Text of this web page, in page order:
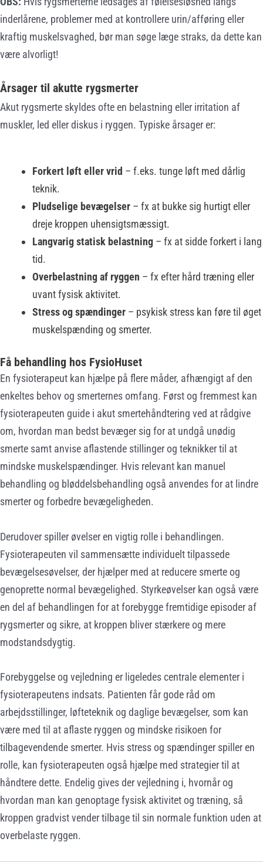
inderlårene, problemer med at kontrollere urin/afføring eller
kraftig muskelsvaghed, bør man søge læge straks, da dette kan
være alvorligt!
Årsager til akutte rygsmerter
Akut rygsmerte skyldes ofte en belastning eller irritation af
muskler, led eller diskus i ryggen. Typiske årsager er:
Forkert løft eller vrid – f.eks. tunge løft med dårlig
teknik.
Pludselige bevægelser– fx at bukke sig hurtigt eller
dreje kroppen uhensigtsmæssigt.
Langvarig statisk belastning– fx at sidde forkert i lang
tid.
Overbelastning af ryggen – fx efter hård træning eller
uvant fysisk aktivitet.
Stress og spændinger– psykisk stress kan føre til øget
muskelspænding og smerter.
Få behandling hos FysioHuset
En fysioterapeut kan hjælpe på flere måder, afhængigt af den
enkeltes behov og smerternes omfang. Først og fremmest kan
fysioterapeuten guide i akut smertehåndtering ved at rådgive
om, hvordan man bedst bevæger sig for at undgå unødig
smerte samt anvise aflastende stillinger og teknikker til at
mindske muskelspændinger. Hvis relevant kan manuel
behandling og bløddelsbehandling også anvendes for at lindre
smerter og forbedre bevægeligheden.
Derudover spiller øvelser en vigtig rolle i behandlingen.
Fysioterapeuten vil sammensætte individuelt tilpassede
bevægelsesøvelser, der hjælper med at reducere smerte og
genoprette normal bevægelighed. Styrkeøvelser kan også være
en del af behandlingen for at forebygge fremtidige episoder af
rygsmerter og sikre, at kroppen bliver stærkere og mere
modstandsdygtig.
Forebyggelse og vejledning er ligeledes centrale elementer i
fysioterapeutens indsats. Patienten får gode råd om
arbejdsstillinger, løfteteknik og daglige bevægelser, som kan
være med til at aflaste ryggen og mindske risikoen for
tilbagevendende smerter. Hvis stress og spændinger spiller en
rolle, kan fysioterapeuten også hjælpe med strategier til at
håndtere dette. Endelig gives der vejledning i, hvornår og
hvordan man kan genoptage fysisk aktivitet og træning, så
kroppen gradvist vender tilbage til sin normale funktion uden at
overbelaste ryggen.